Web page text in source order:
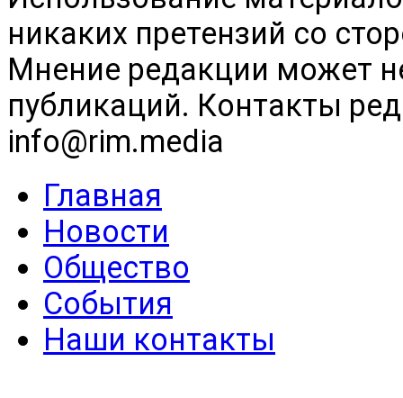
никаких претензий со
Мнение редакции может
публикаций. Контакты
info@rim.media
Главная
Новости
Общество
События
Наши контакты